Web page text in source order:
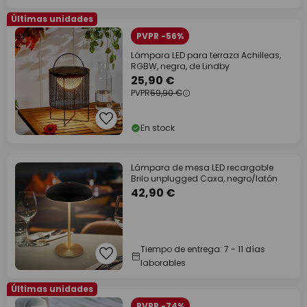
Últimas unidades
PVPR -56%
Lámpara LED para terraza Achilleas,
RGBW, negra, de Lindby
25,90 €
PVPR59,90 €
En stock
Lámpara de mesa LED recargable
Brilo unplugged Caxa, negro/latón
42,90 €
Tiempo de entrega: 7 - 11 días
laborables
Últimas unidades